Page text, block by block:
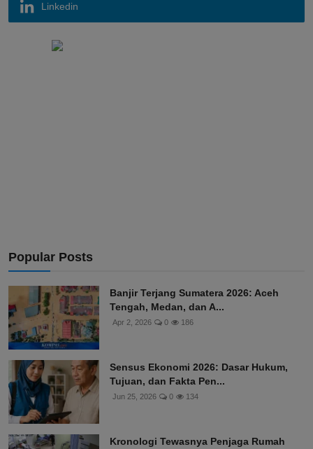
Linkedin
Popular Posts
Banjir Terjang Sumatera 2026: Aceh
Tengah, Medan, dan A...
Apr 2, 2026 0 186
Sensus Ekonomi 2026: Dasar Hukum,
Tujuan, dan Fakta Pen...
Jun 25, 2026 0 134
Kronologi Tewasnya Penjaga Rumah